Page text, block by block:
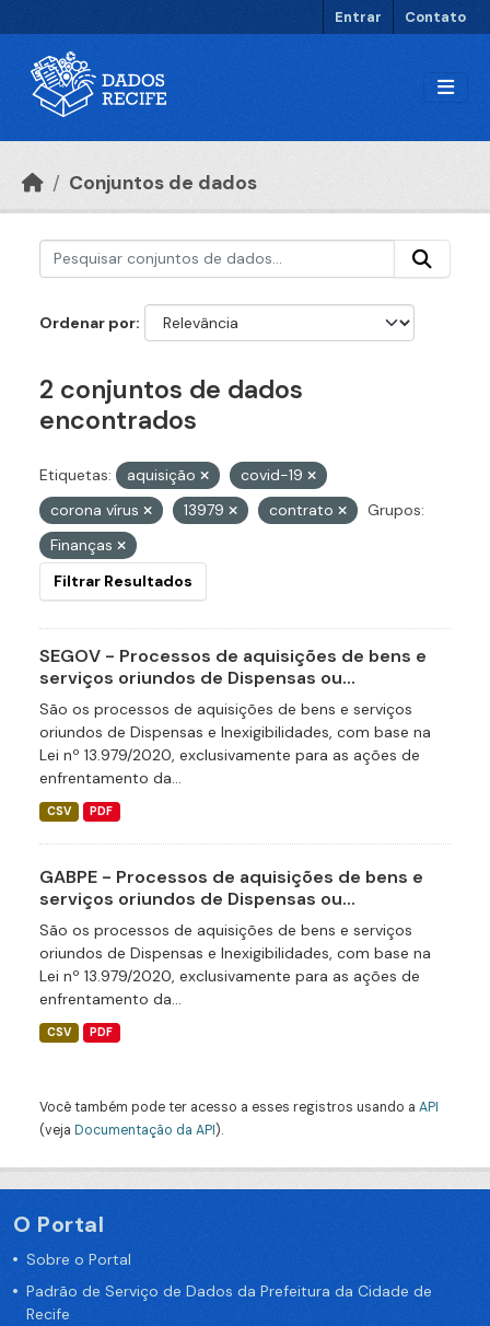
Entrar Contato
Conjuntos de dados
Ordenar por
2 conjuntos de dados
encontrados
Etiquetas: aquisição
covid-19
corona vírus
13979 contrato
Grupos:
Finanças
Filtrar Resultados
SEGOV - Processos de aquisições de bens e
serviços oriundos de Dispensas ou...
São os processos de aquisições de bens e serviços
oriundos de Dispensas e Inexigibilidades, com base na
Lei nº 13.979/2020, exclusivamente para as ações de
enfrentamento da...
CSV PDF
GABPE - Processos de aquisições de bens e
serviços oriundos de Dispensas ou...
São os processos de aquisições de bens e serviços
oriundos de Dispensas e Inexigibilidades, com base na
Lei nº 13.979/2020, exclusivamente para as ações de
enfrentamento da...
CSV PDF
Você também pode ter acesso a esses registros usando a API
(veja Documentação da API).
O Portal
Sobre o Portal
Padrão de Serviço de Dados da Prefeitura da Cidade de
Recife